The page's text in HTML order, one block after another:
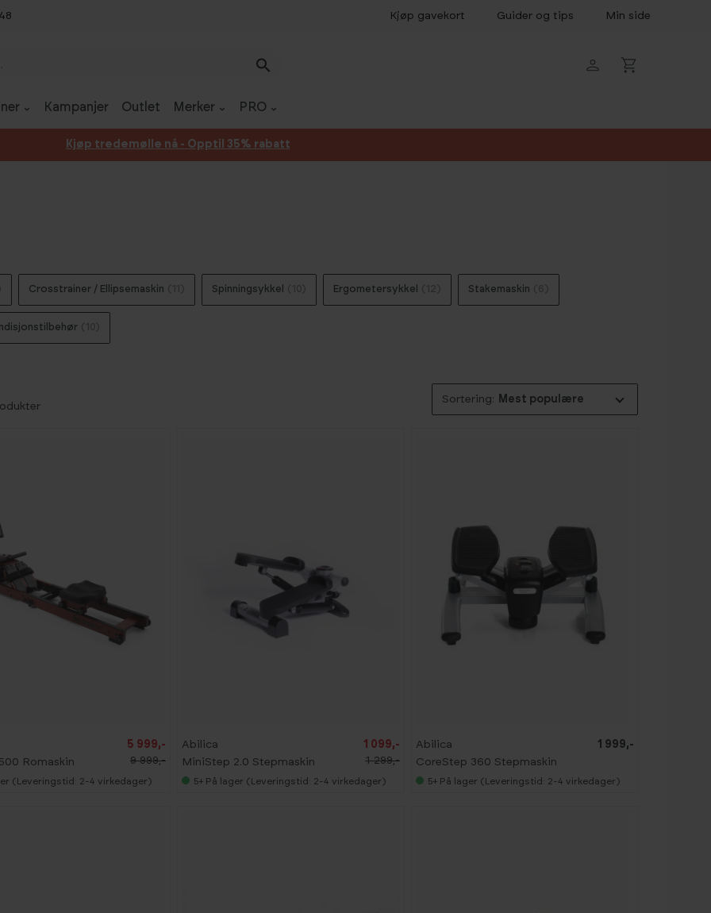
Kjøp gavekort Guider og tips Min side
Kampanjer Outlet Merker PRO
Kjøp tredemølle nå - Opptil 35% rabatt
Crosstrainer / Ellipsemaskin Spinningsykkel Ergometersykkel Stakemaskin
Mest populære
Romaskin
5 999,-
9 999,-
(Leveringstid: 2-4 virkedager)
Abilica
MiniStep 2.0 Stepmaskin
1 099,-
1 299,-
5+ På lager (Leveringstid: 2-4 virkedager)
Abilica
CoreStep 360 Stepmaskin
1 999,-
5+ På lager (Leveringstid: 2-4 virkedager)